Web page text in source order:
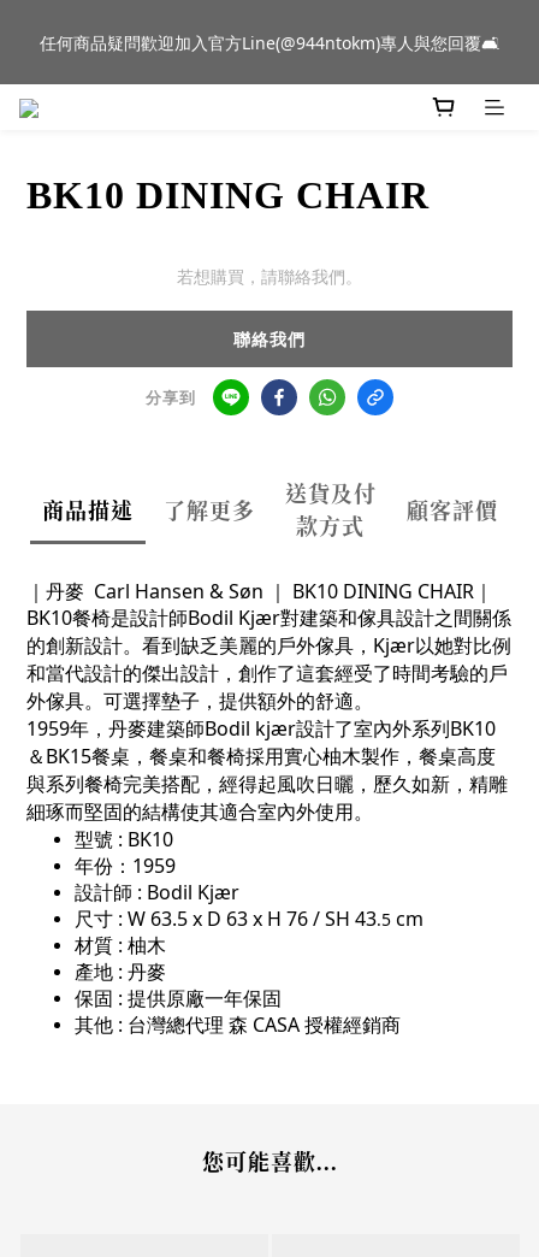
群門市展示中✨
任何商品疑問歡迎加入官方Line(@944ntokm)專人與您回覆🛋️
新品到貨｜日本燈具品牌 Ambientec 年度新品 Barcarolle 臺中樂
BK10 DINING CHAIR
若想購買，請聯絡我們。
聯絡我們
分享到
商品描述 了解更多
送貨及付
款方式
顧客評價
｜丹麥 Carl Hansen & Søn ｜ BK10 DINING CHAIR｜
BK10餐椅是設計師Bodil Kjær對建築和傢具設計之間關係
的創新設計。看到缺乏美麗的戶外傢具，Kjær以她對比例
和當代設計的傑出設計，創作了這套經受了時間考驗的戶
外傢具。可選擇墊子，提供額外的舒適。
1959年，丹麥建築師Bodil kjær設計了室內外系列BK10
＆BK15餐桌，餐桌和餐椅採用實心柚木製作，餐桌高度
與系列餐椅完美搭配，經得起風吹日曬，歷久如新，精雕
細琢而堅固的結構使其適合室內外使用。
型號 : BK10
年份：1959
設計師 : Bodil Kjær
尺寸 : W 63.5 x D 63 x H 76 / SH 43.5 cm
材質 : 柚木
產地 : 丹麥
保固 : 提供原廠一年保固
其他 : 台灣總代理 森 CASA 授權經銷商
您可能喜歡...